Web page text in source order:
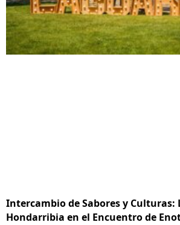
Intercambio de Sabores y Culturas:
Hondarribia en el Encuentro de